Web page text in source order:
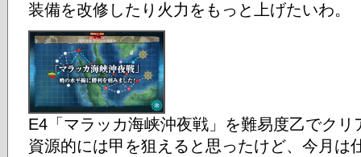
装備を改修したり火力をもっと上げたいわ。
E4「マラッカ海峡沖夜戦」を難易度乙でクリ
資源的には甲を狙えると思ったけど、今月は